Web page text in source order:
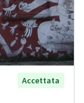
Accettata